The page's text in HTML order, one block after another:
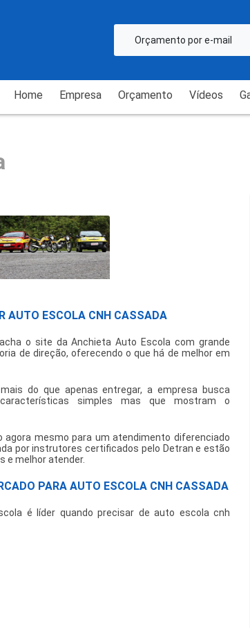
Orçamento por e-mail
Home Empresa Orçamento Vídeos
AUTO ESCOLA CNH CASSADA
o site da Anchieta Auto Escola com grande
de direção, oferecendo o que há de melhor em
do que apenas entregar, a empresa busca
simples mas que mostram o
mesmo para um atendimento diferenciado
por instrutores certificados pelo Detran e estão
e melhor atender.
PARA AUTO ESCOLA CNH CASSADA
é líder quando precisar de auto escola cnh